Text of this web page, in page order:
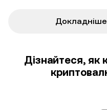
Докладніше
Дізнайтеся, як